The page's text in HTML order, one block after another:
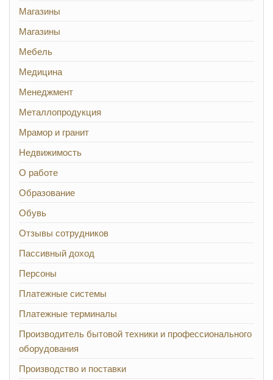
Магазины
Магазины
Мебель
Медицина
Менеджмент
Металлопродукция
Мрамор и гранит
Недвижимость
О работе
Образование
Обувь
Отзывы сотрудников
Пассивный доход
Персоны
Платежные системы
Платежные терминалы
Производитель бытовой техники и профессионального
оборудования
Производство и поставки